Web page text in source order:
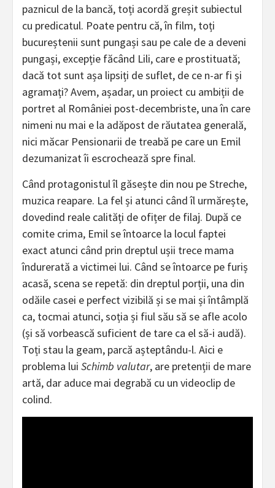
paznicul de la bancă, toți acordă greșit subiectul
cu predicatul. Poate pentru că, în film, toți
bucureștenii sunt pungași sau pe cale de a deveni
pungași, excepție făcând Lili, care e prostituată;
dacă tot sunt așa lipsiți de suflet, de ce n-ar fi și
agramați? Avem, așadar, un proiect cu ambiții de
portret al României post-decembriste, una în care
nimeni nu mai e la adăpost de răutatea generală,
nici măcar Pensionarii de treabă pe care un Emil
dezumanizat îi escrochează spre final.
Când protagonistul îl găsește din nou pe Streche,
muzica reapare. La fel și atunci când îl urmărește,
dovedind reale calități de ofițer de filaj. După ce
comite crima, Emil se întoarce la locul faptei
exact atunci când prin dreptul ușii trece mama
îndurerată a victimei lui. Când se întoarce pe furiș
acasă, scena se repetă: din dreptul porții, una din
odăile casei e perfect vizibilă și se mai și întâmplă
ca, tocmai atunci, soția și fiul său să se afle acolo
(și să vorbească suficient de tare ca el să-i audă).
Toți stau la geam, parcă așteptându-l. Aici e
problema lui Schimb valutar, are pretenții de mare
artă, dar aduce mai degrabă cu un videoclip de
colind.